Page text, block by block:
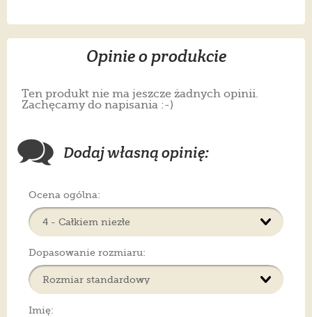
Opinie o produkcie
Ten produkt nie ma jeszcze żadnych opinii.
Zachęcamy do napisania :-)
Dodaj własną opinię:
Ocena ogólna:
Dopasowanie rozmiaru:
Imię: